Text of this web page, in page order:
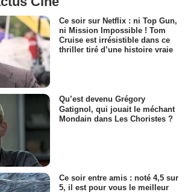
Ce soir sur Netflix : ni Top Gun,
ni Mission Impossible ! Tom
Cruise est irrésistible dans ce
thriller tiré d’une histoire vraie
Qu’est devenu Grégory
Gatignol, qui jouait le méchant
Mondain dans Les Choristes ?
Ce soir entre amis : noté 4,5 sur
5, il est pour vous le meilleur